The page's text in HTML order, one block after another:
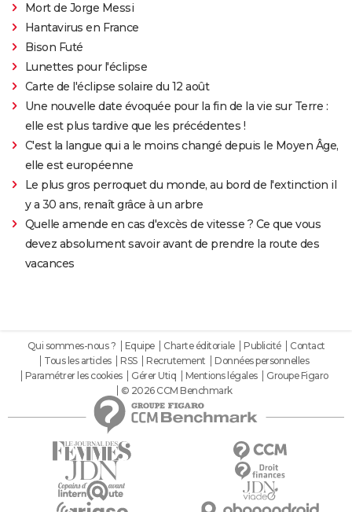
Mort de Jorge Messi
Hantavirus en France
Bison Futé
Lunettes pour l'éclipse
Carte de l'éclipse solaire du 12 août
Une nouvelle date évoquée pour la fin de la vie sur Terre :
elle est plus tardive que les précédentes !
C'est la langue qui a le moins changé depuis le Moyen Âge,
elle est européenne
Le plus gros perroquet du monde, au bord de l'extinction il
y a 30 ans, renaît grâce à un arbre
Quelle amende en cas d'excès de vitesse ? Ce que vous
devez absolument savoir avant de prendre la route des
vacances
Qui sommes-nous ? Equipe Charte éditoriale Publicité
Contact
Tous les articles
RSS Recrutement
Données personnelles
Paramétrer les cookies
Gérer Utiq Mentions légales
Groupe Figaro
© 2026 CCM Benchmark